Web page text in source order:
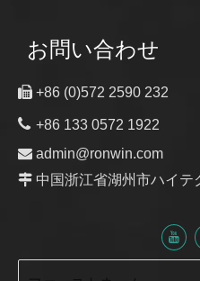
お問い合わせ
 +86 (0)572 2590 232
 +86 133 0572 1922
 admin@ronwin.com
 中国浙江省湖州市ハイテ